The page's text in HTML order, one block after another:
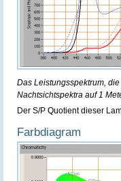
Das Leistungsspektrum,
Nachtsichtspektra auf 1
Der S/P Quotient dieser
Farbdiagram